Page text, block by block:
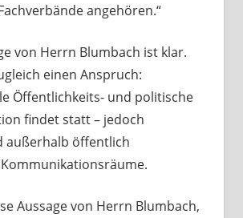
angehören.“
von Herrn Blumbach ist klar.
einen Anspruch:
Öffentlichkeits- und politische
findet statt – jedoch
außerhalb öffentlich
Aussage von Herrn Blumbach,